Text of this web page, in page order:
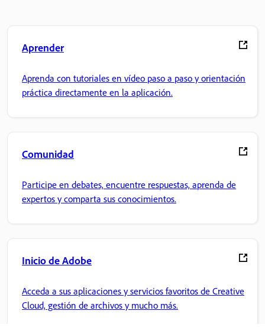
Aprender
Aprenda con tutoriales en vídeo paso a paso y orientación
práctica directamente en la aplicación.
Comunidad
Participe en debates, encuentre respuestas, aprenda de
expertos y comparta sus conocimientos.
Inicio de Adobe
Acceda a sus aplicaciones y servicios favoritos de Creative
Cloud, gestión de archivos y mucho más.